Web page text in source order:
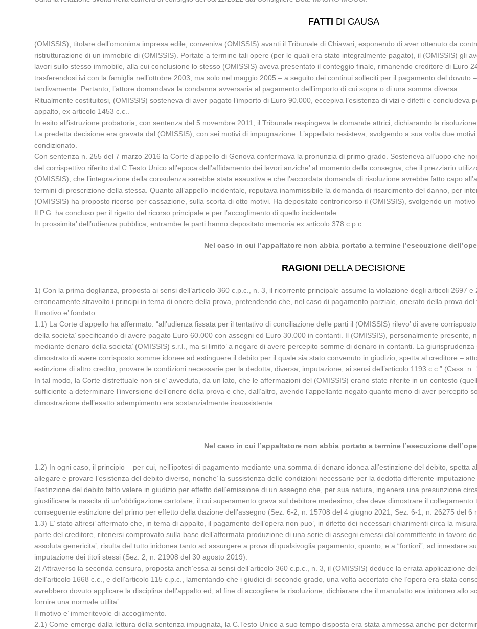
FATTI DI CAUSA
(OMISSIS), titolare dell’omonima impresa edile, conveniva (OMISSIS) avanti il Tribunale di Chiavari, esponendo di aver ottenuto da
ristrutturazione di un immobile di (OMISSIS). Portate a termine tali opere (per le quali era stato integralmente pagato), il (OMISSIS) gli
lavori sullo stesso immobile, alla cui conclusione lo stesso (OMISSIS) aveva presentato il conteggio finale, rimanendo creditore di Euro
trasferendosi ivi con la famiglia nell’ottobre 2003, ma solo nel maggio 2005 – a seguito dei continui solleciti per il pagamento del dovuto
tardivamente. Pertanto, l’attore domandava la condanna avversaria al pagamento dell’importo di cui sopra o di una somma diversa.
Ritualmente costituitosi, (OMISSIS) sosteneva di aver pagato l’importo di Euro 90.000, eccepiva l’esistenza di vizi e difetti e concludeva
appalto, ex articolo 1453 c.c..
In esito all’istruzione probatoria, con sentenza del 5 novembre 2011, il Tribunale respingeva le domande attrici, dichiarando la
La predetta decisione era gravata dal (OMISSIS), con sei motivi di impugnazione. L’appellato resisteva, svolgendo a sua volta due
condizionato.
Con sentenza n. 255 del 7 marzo 2016 la Corte d’appello di Genova confermava la pronunzia di primo grado. Sosteneva all’uopo che
del corrispettivo riferito dal C.Testo Unico all’epoca dell’affidamento dei lavori anziche’ al momento della consegna, che il prezziario
(OMISSIS), che l’integrazione della consulenza sarebbe stata esaustiva e che l’accordata domanda di risoluzione avrebbe fatto capo
termini di prescrizione della stessa. Quanto all’appello incidentale, reputava inammissibile la domanda di risarcimento del danno, per
(OMISSIS) ha proposto ricorso per cassazione, sulla scorta di otto motivi. Ha depositato controricorso il (OMISSIS), svolgendo un motivo
Il P.G. ha concluso per il rigetto del ricorso principale e per l’accoglimento di quello incidentale.
In prossimita’ dell’udienza pubblica, entrambe le parti hanno depositato memoria ex articolo 378 c.p.c..
Nel caso in cui l’appaltatore non abbia portato a termine l’esecuzione
RAGIONI DELLA DECISIONE
1) Con la prima doglianza, proposta ai sensi dell’articolo 360 c.p.c., n. 3, il ricorrente principale assume la violazione degli articoli 2697
erroneamente stravolto i principi in tema di onere della prova, pretendendo che, nel caso di pagamento parziale, onerato della prova del
Il motivo e’ fondato.
1.1) La Corte d’appello ha affermato: “all’udienza fissata per il tentativo di conciliazione delle parti il (OMISSIS) rilevo’ di avere
della societa’ specificando di avere pagato Euro 60.000 con assegni ed Euro 30.000 in contanti. Il (OMISSIS), personalmente presente,
mediante denaro della societa’ (OMISSIS) s.r.l., ma si limito’ a negare di avere percepito somme di denaro in contanti. La
dimostrato di avere corrisposto somme idonee ad estinguere il debito per il quale sia stato convenuto in giudizio, spetta al creditore –
estinzione di altro credito, provare le condizioni necessarie per la dedotta, diversa, imputazione, ai sensi dell’articolo 1193 c.c.” (Cass. n.
In tal modo, la Corte distrettuale non si e’ avveduta, da un lato, che le affermazioni del (OMISSIS) erano state riferite in un contesto
sufficiente a determinare l’inversione dell’onere della prova e che, dall’altro, avendo l’appellante negato quanto meno di aver percepito
dimostrazione dell’esatto adempimento era sostanzialmente insussistente.
Nel caso in cui l’appaltatore non abbia portato a termine l’esecuzione
1.2) In ogni caso, il principio – per cui, nell’ipotesi di pagamento mediante una somma di denaro idonea all’estinzione del debito, spetta
allegare e provare l’esistenza del debito diverso, nonche’ la sussistenza delle condizioni necessarie per la dedotta differente
l’estinzione del debito fatto valere in giudizio per effetto dell’emissione di un assegno che, per sua natura, ingenera una presunzione
giustificare la nascita di un’obbligazione cartolare, il cui superamento grava sul debitore medesimo, che deve dimostrare il
conseguente estinzione del primo per effetto della dazione dell’assegno (Sez. 6-2, n. 15708 del 4 giugno 2021; Sez. 6-1, n. 26275 del 6
1.3) E’ stato altresi’ affermato che, in tema di appalto, il pagamento dell’opera non puo’, in difetto dei necessari chiarimenti circa la
parte del creditore, ritenersi comprovato sulla base dell’affermata produzione di una serie di assegni emessi dal committente in favore
assoluta genericita’, risulta del tutto inidonea tanto ad assurgere a prova di qualsivoglia pagamento, quanto, e a “fortiori”, ad innestare
imputazione dei titoli stessi (Sez. 2, n. 21908 del 30 agosto 2019).
2) Attraverso la seconda censura, proposta anch’essa ai sensi dell’articolo 360 c.p.c., n. 3, il (OMISSIS) deduce la errata applicazione
dell’articolo 1668 c.c., e dell’articolo 115 c.p.c., lamentando che i giudici di secondo grado, una volta accertato che l’opera era stata
avrebbero dovuto applicare la disciplina dell’appalto ed, al fine di accogliere la risoluzione, dichiarare che il manufatto era inidoneo allo
fornire una normale utilita’.
Il motivo e’ immeritevole di accoglimento.
2.1) Come emerge dalla lettura della sentenza impugnata, la C.Testo Unico a suo tempo disposta era stata ammessa anche per